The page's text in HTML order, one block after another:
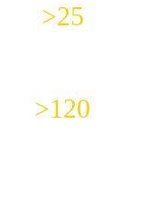
>25
>120